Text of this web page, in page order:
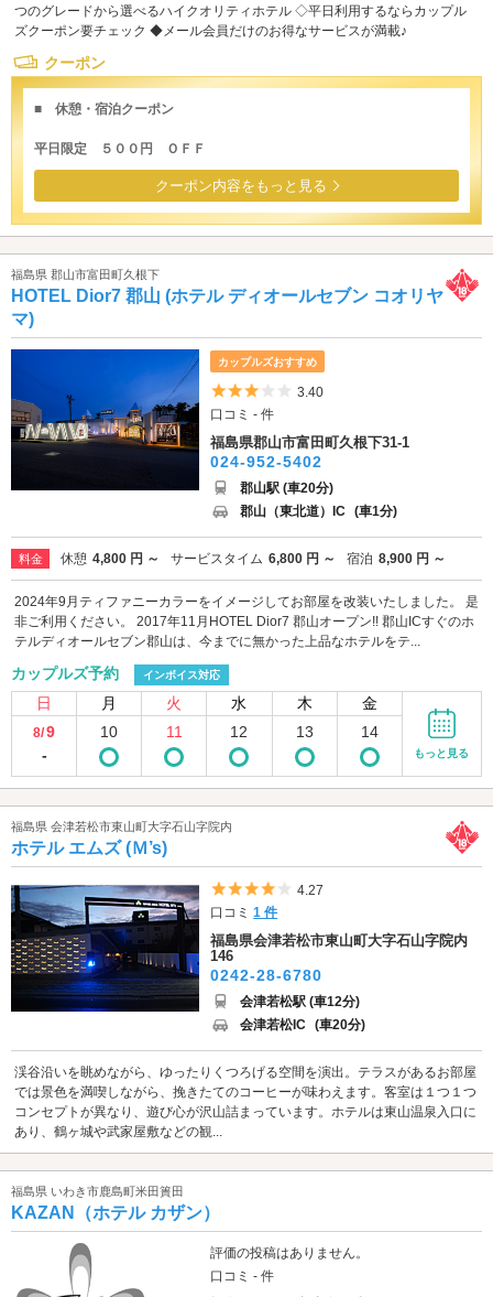
つのグレードから選べるハイクオリティホテル ◇平日利用するならカップル
ズクーポン要チェック ◆メール会員だけのお得なサービスが満載♪
クーポン
■ 休憩・宿泊クーポン
平日限定 ５００円 ＯＦＦ
クーポン内容をもっと見る
福島県 郡山市富田町久根下
HOTEL Dior7 郡山 (ホテル ディオールセブン コオリヤ
マ)
カップルズおすすめ
5つ星のうち3
3.40
口コミ - 件
福島県郡山市富田町久根下31-1
024-952-5402
郡山駅 (車20分)
郡山（東北道）IC (車1分)
料金 休憩 4,800 円 ～ サービスタイム 6,800 円 ～ 宿泊 8,900 円 ～
2024年9月ティファニーカラーをイメージしてお部屋を改装いたしました。 是
非ご利用ください。 2017年11月HOTEL Dior7 郡山オープン!! 郡山ICすぐのホ
テルディオールセブン郡山は、今までに無かった上品なホテルをテ...
カップルズ予約 インボイス対応
日 月 火 水 木 金
8/9
-
10 11 12 13 14
もっと見る
福島県 会津若松市東山町大字石山字院内
ホテル エムズ (Ｍ’s)
5つ星のうち4
4.27
口コミ1 件
福島県会津若松市東山町大字石山字院内
146
0242-28-6780
会津若松駅 (車12分)
会津若松IC (車20分)
渓谷沿いを眺めながら、ゆったりくつろげる空間を演出。テラスがあるお部屋
では景色を満喫しながら、挽きたてのコーヒーが味わえます。客室は１つ１つ
コンセプトが異なり、遊び心が沢山詰まっています。ホテルは東山温泉入口に
あり、鶴ヶ城や武家屋敷などの観...
福島県 いわき市鹿島町米田簣田
KAZAN（ホテル カザン）
評価の投稿はありません。
口コミ - 件